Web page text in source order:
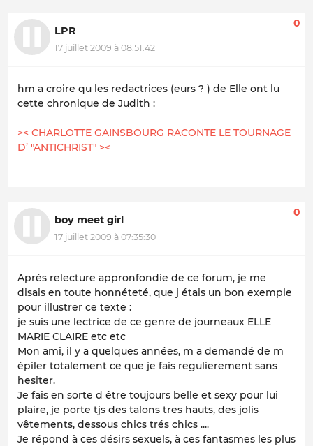
LPR
17 juillet 2009 à 08:51:42
0
hm a croire qu les redactrices (eurs ? ) de Elle ont lu
cette chronique de Judith :
>< CHARLOTTE GAINSBOURG RACONTE LE TOURNAGE
D’ "ANTICHRIST" ><
boy meet girl
17 juillet 2009 à 07:35:30
0
Aprés relecture appronfondie de ce forum, je me
disais en toute honnéteté, que j étais un bon exemple
pour illustrer ce texte :
je suis une lectrice de ce genre de journeaux ELLE
MARIE CLAIRE etc etc
Mon ami, il y a quelques années, m a demandé de m
épiler totalement ce que je fais regulierement sans
hesiter.
Je fais en sorte d être toujours belle et sexy pour lui
plaire, je porte tjs des talons tres hauts, des jolis
vêtements, dessous chics trés chics ....
Je répond à ces désirs sexuels, à ces fantasmes les plus